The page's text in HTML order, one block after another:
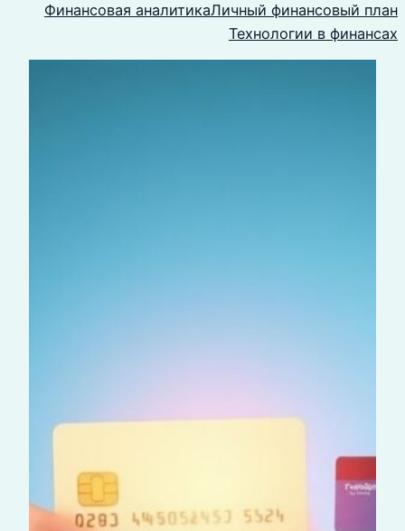
Финансовая аналитикаЛичный финансовый план
Технологии в финансах